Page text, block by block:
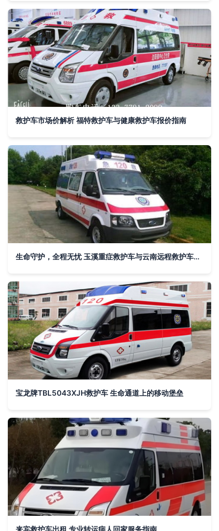
救护车市场价解析 福特救护车与健康救护车报价指南
生命守护，全程无忧 玉溪重症救护车与云南远程救护车出租服务
宝龙牌TBL5043XJH救护车 生命通道上的移动堡垒
来宾救护车出租 专业转运病人回家服务指南